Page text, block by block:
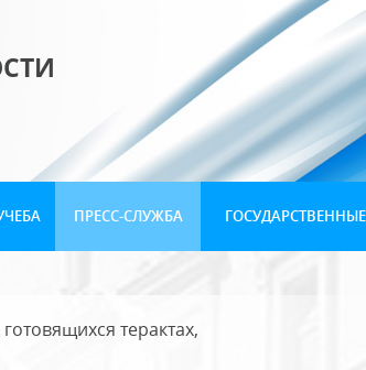
ПРЕСС-СЛУЖБА
терактах,